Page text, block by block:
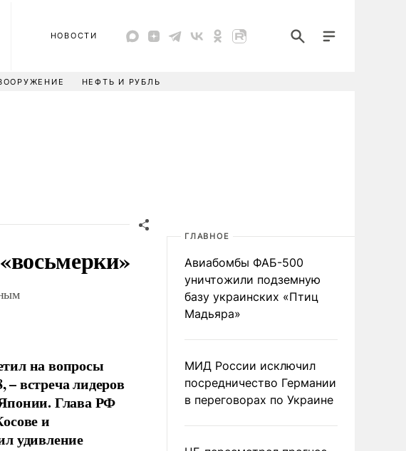
НОВОСТИ
НЕФТЬ И РУБЛЬ
на вопросы
встреча лидеров
Глава РФ
и
удивление
ГЛАВНОЕ
Авиабомбы ФАБ-500
уничтожили подземную
базу украинских «Птиц
Мадьяра»
МИД России исключил
посредничество Германии
в переговорах по Украине